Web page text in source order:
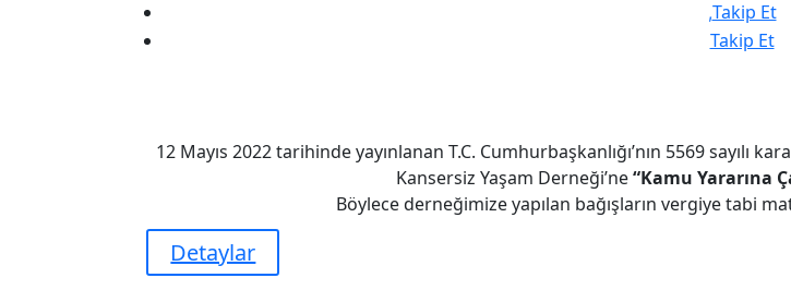
Takip Et
Takip Et
12 Mayıs 2022 tarihinde yayınlanan T.C. Cumhurbaşkanlığı’nın 5569 sayılı
Kansersiz Yaşam Derneği’ne“Kamu Yararına
Böylece derneğimize yapılan bağışların vergiye tabi
Detaylar